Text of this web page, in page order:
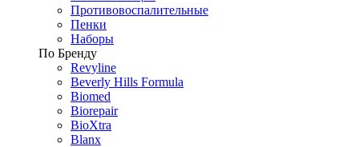
Противовоспалительные
Пенки
Наборы
По Бренду
Revyline
Beverly Hills Formula
Biomed
Biorepair
BioXtra
Blanx